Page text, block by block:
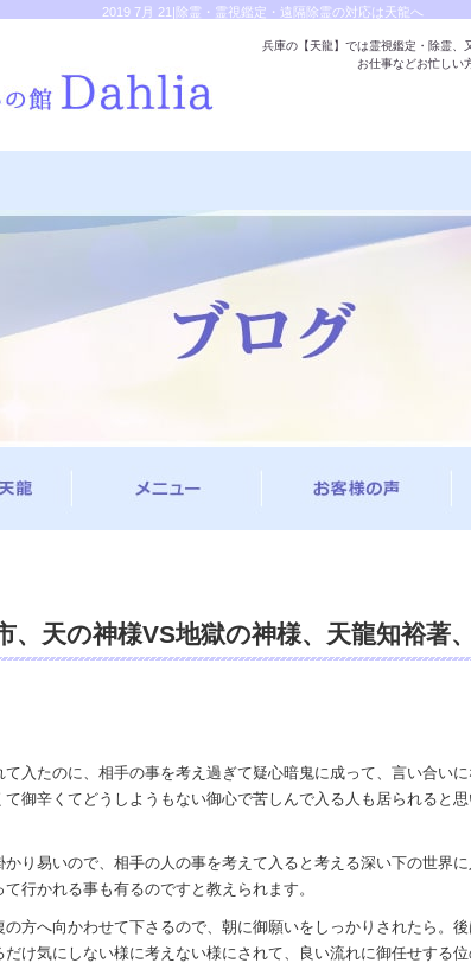
2019 7月 21|除霊・霊視鑑定・遠隔除霊の対応は天龍へ
兵庫の【天龍】では霊視鑑定・除霊、
お仕事などお忙しい
天の神様VS地獄の神様、天龍知裕著、
談、行き詰まり困難、心体の重さ苦し
真理。
入たのに、相手の事を考え過ぎて疑心暗鬼に成って、言い合いに
御辛くてどうしようもない御心で苦しんで入る人も居られると
り易いので、相手の人の事を考えて入ると考える深い下の世界に
行かれる事も有るのですと教えられます。
方へ向かわせて下さるので、朝に御願いをしっかりされたら。後
け気にしない様に考えない様にされて、良い流れに御任せする